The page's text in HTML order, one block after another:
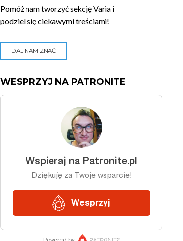
Pomóż nam tworzyć sekcję Varia i
podziel się ciekawymi treściami!
DAJ NAM ZNAĆ
WESPRZYJ NA PATRONITE